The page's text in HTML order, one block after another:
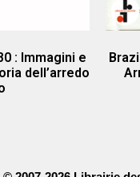
: Immagini e
dell’arredo